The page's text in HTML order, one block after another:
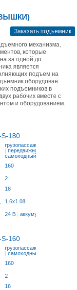
Заказать подъемник
механизма,
которые
за одной до
является
подъем на
оборудован
подъемников в
рабочих вместе с
и оборудованием.
S-180
грузопассажирский
| передвижной
самоходный
160
2
18
1.6x1.08
24 В | аккумулятор
S-160
грузопассажирский
| самоходный
160
2
16